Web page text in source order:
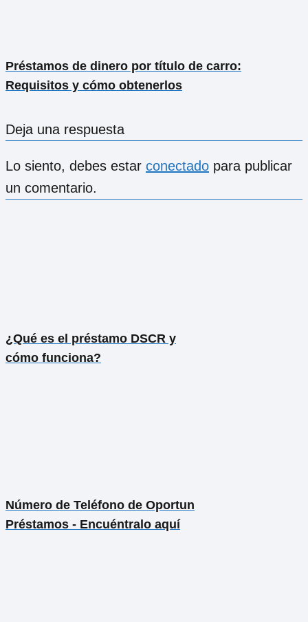
Préstamos de dinero por título de carro:
Requisitos y cómo obtenerlos
Deja una respuesta
Lo siento, debes estar conectado para publicar
un comentario.
¿Qué es el préstamo DSCR y
cómo funciona?
Número de Teléfono de Oportun
Préstamos - Encuéntralo aquí